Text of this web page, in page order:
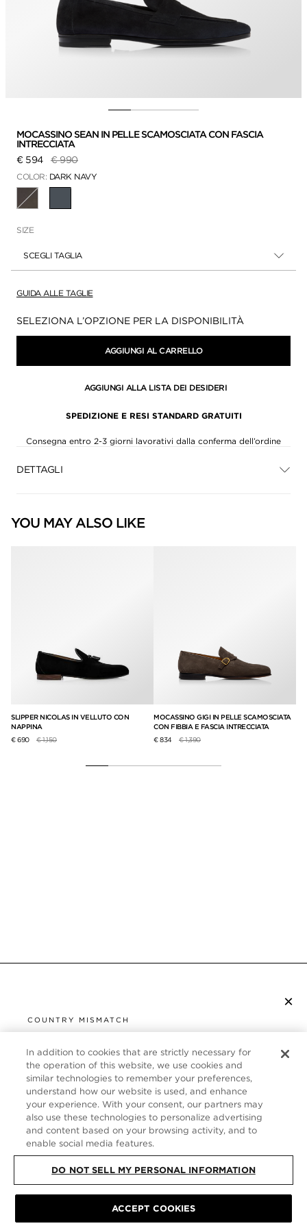
MOCASSINO SEAN IN PELLE SCAMOSCIATA CON FASCIA
INTRECCIATA
€ 594
Prezzo ridotto da
€ 990a
COLOR: DARK NAVY
SIZE
SCEGLI TAGLIA
GUIDA ALLE TAGLIE
Disponibilità:
SELEZIONA L’OPZIONE PER LA DISPONIBILITÀ
AGGIUNGI AL CARRELLO
AGGIUNGI ALLA LISTA DEI DESIDERI
SPEDIZIONE E RESI STANDARD GRATUITI
Consegna entro 2-3 giorni lavorativi dalla conferma dell’ordine
DETTAGLI
YOU MAY ALSO LIKE
SLIPPER NICOLAS IN VELLUTO CON
NAPPINA
€ 690
Prezzo ridotto da
€ 1,150a
MOCASSINO GIGI IN PELLE SCAMOSCIATA
CON FIBBIA E FASCIA INTRECCIATA
€ 834
Prezzo ridotto da
€ 1,390a
×
COUNTRY MISMATCH
UNITED STATES
It looks like you are visiting us from United States,
but you are currently browsing our Italia store.
Would you like to be redirected to your local site?
SHOP IN UNITED STATES
CONTINUE BROWSING HERE
SERVIZIO CLIENTI
CHI SIAMO
FOLLOW US
INFORMATIVA SULLA PRIVACY | TERMINI E CONDIZIONI
In addition to cookies that are strictly necessary for
the operation of this website, we use cookies and
similar technologies to remember your preferences,
understand how our website is used, and enhance
your experience. With your consent, our partners may
also use these technologies to personalize advertising
and content based on your browsing activity, and to
enable social media features.
DO NOT SELL MY PERSONAL INFORMATION
ACCEPT COOKIES